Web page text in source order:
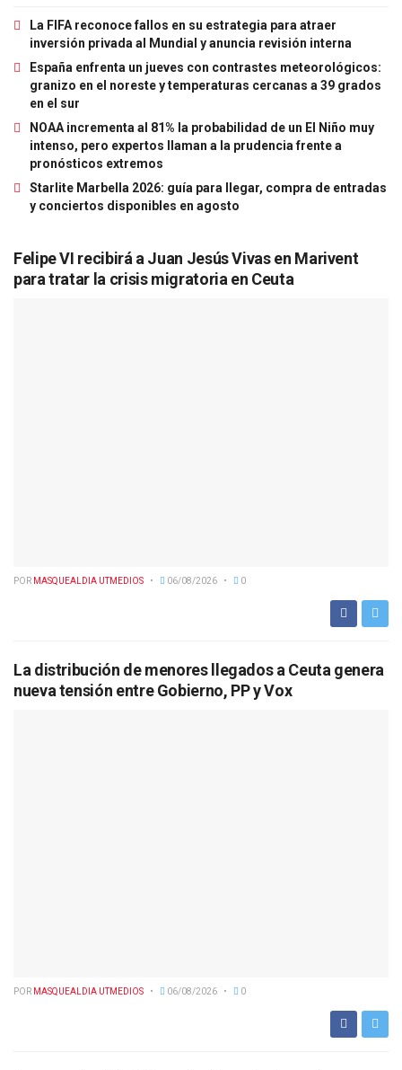
La FIFA reconoce fallos en su estrategia para atraer
inversión privada al Mundial y anuncia revisión interna
España enfrenta un jueves con contrastes meteorológicos:
granizo en el noreste y temperaturas cercanas a 39 grados
en el sur
NOAA incrementa al 81% la probabilidad de un El Niño muy
intenso, pero expertos llaman a la prudencia frente a
pronósticos extremos
Starlite Marbella 2026: guía para llegar, compra de entradas
y conciertos disponibles en agosto
Felipe VI recibirá a Juan Jesús Vivas en Marivent
para tratar la crisis migratoria en Ceuta
POR MASQUEALDIA UTMEDIOS 06/08/2026 0
La distribución de menores llegados a Ceuta genera
nueva tensión entre Gobierno, PP y Vox
POR MASQUEALDIA UTMEDIOS 06/08/2026 0